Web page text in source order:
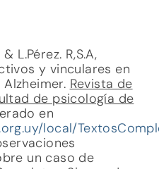
L.Pérez. R,S.A,
y vinculares en
Revista de
de psicología de
en
local/
un caso de